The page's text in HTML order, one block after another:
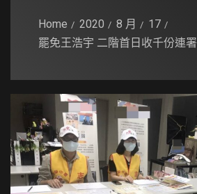
Home 2020 8 月
17
罷免王浩宇 二階首日收千份連署